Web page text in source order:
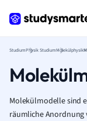
StudiumPhysik StudiumMolekülphysik
Molekülmodelle sind
räumliche Anordnung